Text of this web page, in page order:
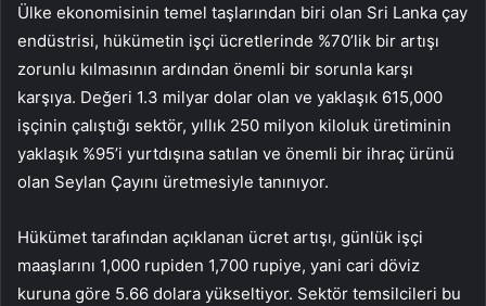
Ülke ekonomisinin temel taşlarından biri olan Sri Lanka çay
endüstrisi, hükümetin işçi ücretlerinde %70’lik bir artışı
zorunlu kılmasının ardından önemli bir sorunla karşı
karşıya. Değeri 1.3 milyar dolar olan ve yaklaşık 615,000
işçinin çalıştığı sektör, yıllık 250 milyon kiloluk üretiminin
yaklaşık %95’i yurtdışına satılan ve önemli bir ihraç ürünü
olan Seylan Çayını üretmesiyle tanınıyor.
Hükümet tarafından açıklanan ücret artışı, günlük işçi
maaşlarını 1,000 rupiden 1,700 rupiye, yani cari döviz
kuruna göre 5.66 dolara yükseltiyor. Sektör temsilcileri bu